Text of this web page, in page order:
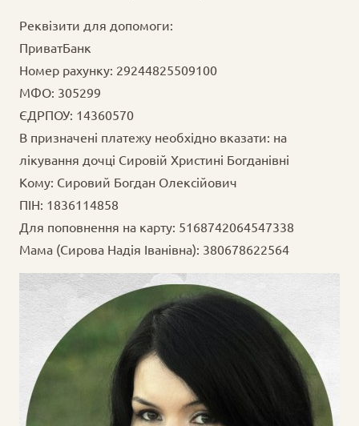
Реквізити для допомоги:
ПриватБанк
Номер рахунку: 29244825509100
МФО: 305299
ЄДРПОУ: 14360570
В призначені платежу необхідно вказати: на
лікування дочці Сировій Христині Богданівні
Кому: Сировий Богдан Олексійович
ПІН: 1836114858
Для поповнення на карту: 5168742064547338
Мама (Сирова Надія Іванівна): 380678622564